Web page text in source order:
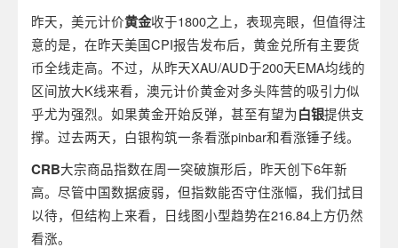
昨天，美元计价黄金收于1800之上，表现亮眼，但值得注
意的是，在昨天美国CPI报告发布后，黄金兑所有主要货
币全线走高。不过，从昨天XAU/AUD于200天EMA均线的
区间放大K线来看，澳元计价黄金对多头阵营的吸引力似
乎尤为强烈。如果黄金开始反弹，甚至有望为白银提供支
撑。过去两天，白银构筑一条看涨pinbar和看涨锤子线。
CRB大宗商品指数在周一突破旗形后，昨天创下6年新
高。尽管中国数据疲弱，但指数能否守住涨幅，我们拭目
以待，但结构上来看，日线图小型趋势在216.84上方仍然
看涨。